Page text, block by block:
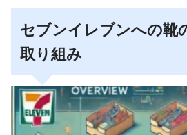
セブンイレブンへの靴
取り組み